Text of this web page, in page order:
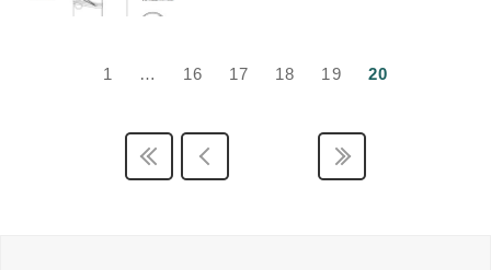
1 … 16 17 18 19 20